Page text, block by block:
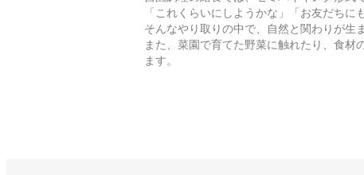
「これくらいにしようかな」「お友だちに
そんなやり取りの中で、自然と関わりが生
また、菜園で育てた野菜に触れたり、食材
ます。